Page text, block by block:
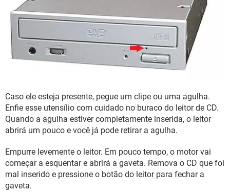
Caso ele esteja presente, pegue um clipe ou uma agulha.
Enfie esse utensílio com cuidado no buraco do leitor de CD.
Quando a agulha estiver completamente inserida, o leitor
abrirá um pouco e você já pode retirar a agulha.
Empurre levemente o leitor. Em pouco tempo, o motor vai
começar a esquentar e abrirá a gaveta. Remova o CD que foi
mal inserido e pressione o botão do leitor para fechar a
gaveta.